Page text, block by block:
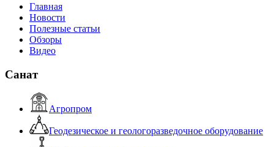
Главная
Новости
Полезные статьи
Обзоры
Видео
Санат
Агропром
Геодезическое и геологоразведочное оборудование